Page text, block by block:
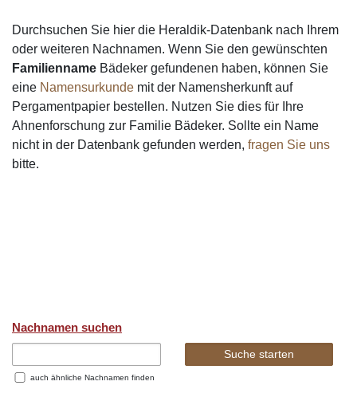
Durchsuchen Sie hier die Heraldik-Datenbank nach Ihrem
oder weiteren Nachnamen. Wenn Sie den gewünschten
Familienname Bädeker gefundenen haben, können Sie
eine Namensurkunde mit der Namensherkunft auf
Pergamentpapier bestellen. Nutzen Sie dies für Ihre
Ahnenforschung zur Familie Bädeker. Sollte ein Name
nicht in der Datenbank gefunden werden, fragen Sie uns
bitte.
Nachnamen suchen
auch ähnliche Nachnamen finden